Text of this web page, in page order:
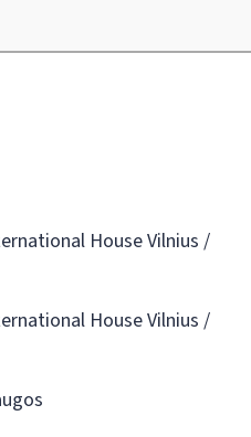
House Vilnius /
House Vilnius /